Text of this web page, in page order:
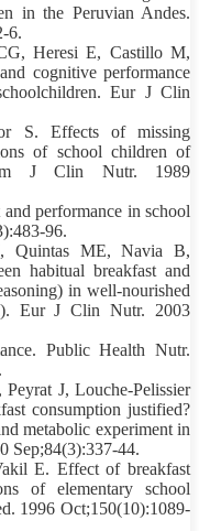
in the Peruvian Andes.
6.
Heresi E, Castillo M,
cognitive performance
Eur J Clin
S. Effects of missing
of school children of
J Clin Nutr. 1989
performance in school
96.
Quintas ME, Navia B,
habitual breakfast and
in well-nourished
Eur J Clin Nutr. 2003
Public Health Nutr.
J, Louche-Pelissier
consumption justified?
metabolic experiment in
Sep;84(3):337-44.
E. Effect of breakfast
of elementary school
1996 Oct;150(10):1089-